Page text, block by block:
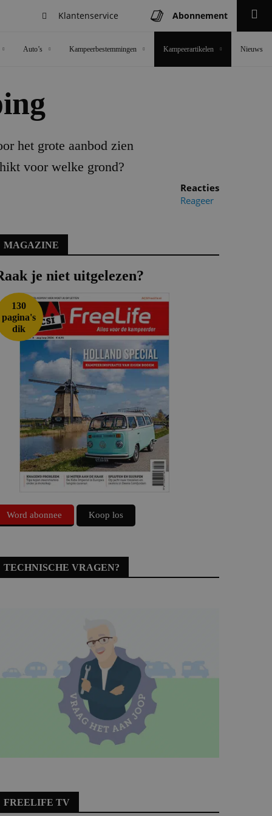
Klantenservice Abonnement
Auto’s Kampeerbestemmingen Kampeerartikelen Nieuws
het grote aanbod zien
voor welke grond?
Reacties
Reageer
MAGAZINE
je niet uitgelezen?
130
pagina's
dik
Word abonnee Koop los
TECHNISCHE VRAGEN?
FREELIFE TV